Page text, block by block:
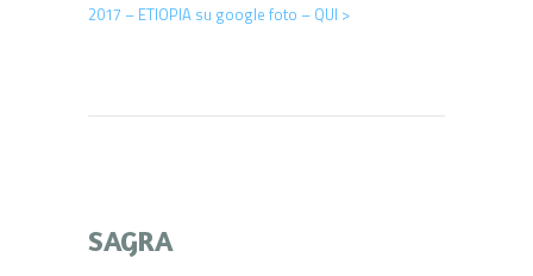
2017 – ETIOPIA su google foto – QUI >
SAGRA